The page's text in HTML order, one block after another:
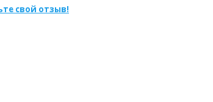
свой отзыв!